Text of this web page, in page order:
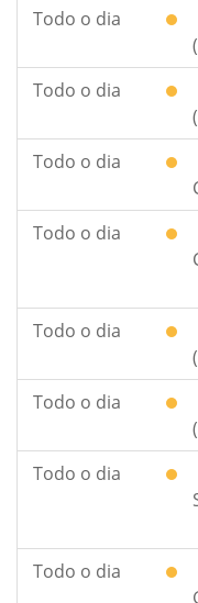
Todo o dia
Todo o dia
Todo o dia
Todo o dia
Todo o dia
Todo o dia
Todo o dia
Todo o dia